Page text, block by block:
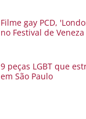
Filme gay PCD,
no Festival de Veneza
9 peças LGBT que
em São Paulo